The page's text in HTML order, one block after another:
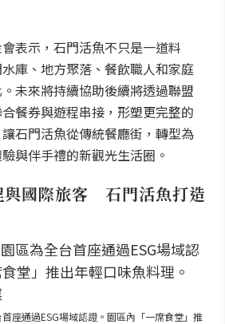
表示，石門活魚不只是一道料
庫、地方聚落、餐飲職人和家庭
未來將持續協助後續將透過聯盟
餐券與遊程串接，形塑更完整的
石門活魚從傳統餐廳街，轉型為
與伴手禮的新觀光生活圈。
與國際旅客 石門活魚打造
座通過ESG場域認證。園區內「一席食堂」推